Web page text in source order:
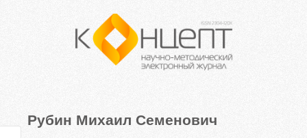
Рубин Михаил Семенович